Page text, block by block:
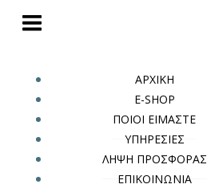
ΑΡΧΙΚΗ
E-SHOP
ΠΟΙΟΙ ΕΙΜΑΣΤΕ
ΥΠΗΡΕΣΙΕΣ
ΛΗΨΗ ΠΡΟΣΦΟΡΑΣ
ΕΠΙΚΟΙΝΩΝΙΑ